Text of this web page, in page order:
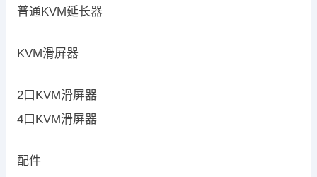
普通KVM延长器
KVM滑屏器
2口KVM滑屏器
4口KVM滑屏器
配件